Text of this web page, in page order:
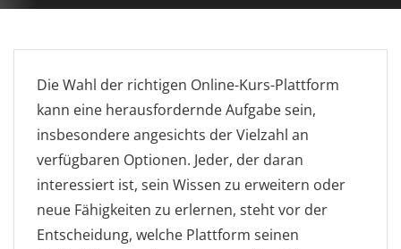
Die Wahl der richtigen Online-Kurs-Plattform
kann eine herausfordernde Aufgabe sein,
insbesondere angesichts der Vielzahl an
verfügbaren Optionen. Jeder, der daran
interessiert ist, sein Wissen zu erweitern oder
neue Fähigkeiten zu erlernen, steht vor der
Entscheidung, welche Plattform seinen